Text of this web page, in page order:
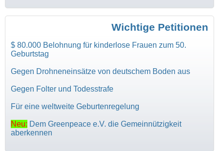
Wichtige Petitionen
$ 80.000 Belohnung für kinderlose Frauen zum 50.
Geburtstag
Gegen Drohneneinsätze von deutschem Boden aus
Gegen Folter und Todesstrafe
Für eine weltweite Geburtenregelung
Neu: Dem Greenpeace e.V. die Gemeinnützigkeit
aberkennen